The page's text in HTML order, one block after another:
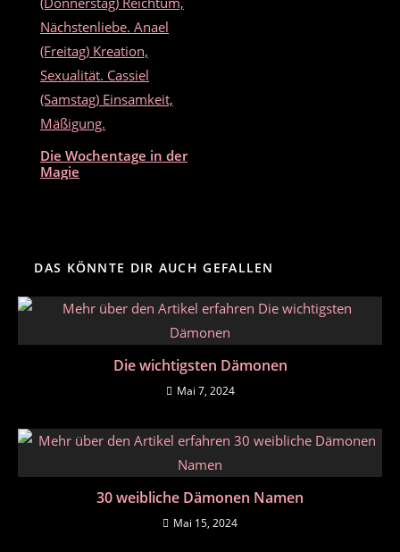
Die Wochentage in der
Magie
DAS KÖNNTE DIR AUCH GEFALLEN
Die wichtigsten Dämonen
Mai 7, 2024
30 weibliche Dämonen Namen
Mai 15, 2024